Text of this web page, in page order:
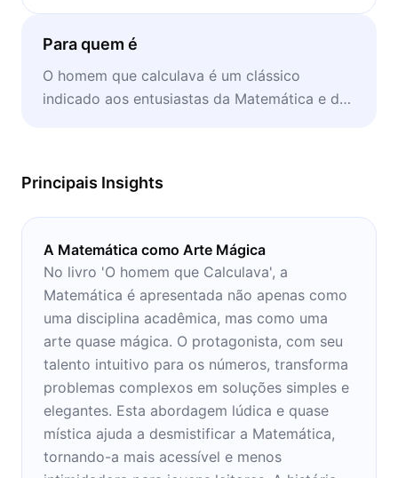
Para quem é
O homem que calculava é um clássico
indicado aos entusiastas da Matemática e de
Principais Insights
A Matemática como Arte Mágica
No livro 'O homem que Calculava', a
Matemática é apresentada não apenas como
uma disciplina acadêmica, mas como uma
arte quase mágica. O protagonista, com seu
talento intuitivo para os números, transforma
problemas complexos em soluções simples e
elegantes. Esta abordagem lúdica e quase
mística ajuda a desmistificar a Matemática,
tornando-a mais acessível e menos